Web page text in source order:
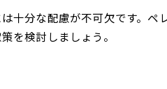
十分な配慮が不可欠です。
を検討しましょう。